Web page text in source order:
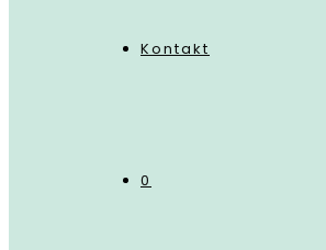
Kontakt
0